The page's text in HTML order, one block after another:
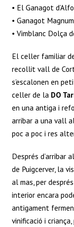
• El Ganagot
• Ganagot Magnum
• Vimblanc Dolça
El celler familiar
recollit vall de
s’escalonen en
celler de la DO
en una antiga i
arribar a una vall
poc a poc i res
Després d’arribar
de Puigcerver, la
al mas, per
interior encara
antigament
vinificació i